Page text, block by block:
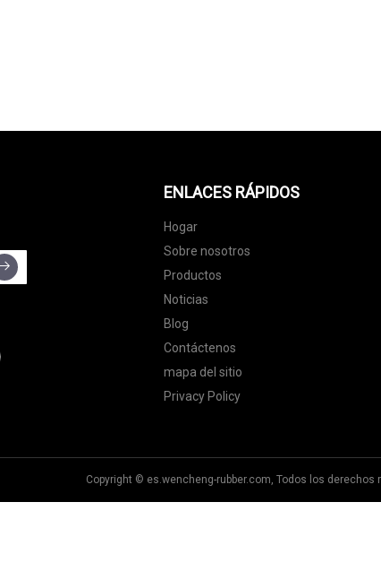
ENLACES RÁPIDOS
Hogar
Sobre nosotros
Productos
Noticias
Blog
Contáctenos
mapa del sitio
Privacy Policy
Copyright © es.wencheng-rubber.com, Todos los